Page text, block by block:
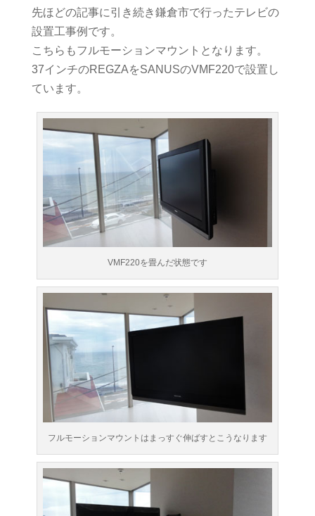
先ほどの記事に引き続き鎌倉市で行ったテレビの
設置工事例です。
こちらもフルモーションマウントとなります。
37インチのREGZAをSANUSのVMF220で設置し
ています。
VMF220を畳んだ状態です
フルモーションマウントはまっすぐ伸ばすとこうなります